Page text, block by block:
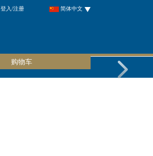
登入/注册 简体中文
购物车